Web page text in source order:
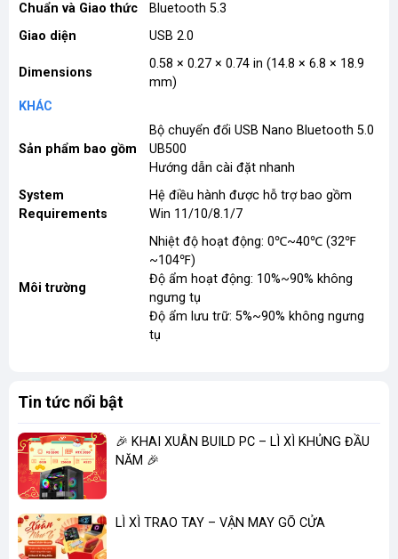
Chuẩn và Giao thức
Bluetooth 5.3
Giao diện
USB 2.0
Dimensions
0.58 × 0.27 × 0.74 in (14.8 × 6.8 × 18.9
mm)
KHÁC
Sản phẩm bao gồm
Bộ chuyển đổi USB Nano Bluetooth 5.0
UB500
Hướng dẫn cài đặt nhanh
System
Requirements
Hệ điều hành được hỗ trợ bao gồm
Win 11/10/8.1/7
Môi trường
Nhiệt độ hoạt động: 0℃~40℃ (32℉
~104℉)
Độ ẩm hoạt động: 10%~90% không
ngưng tụ
Độ ẩm lưu trữ: 5%~90% không ngưng
tụ
Tin tức nổi bật
🎉 KHAI XUÂN BUILD PC – LÌ XÌ KHỦNG ĐẦU
NĂM 🎉
LÌ XÌ TRAO TAY – VẬN MAY GÕ CỬA